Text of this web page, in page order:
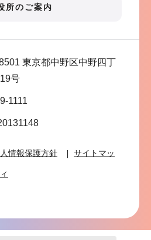
所のご案内
東京都中野区中野四丁
号
1111
情報保護方針 サイトマッ